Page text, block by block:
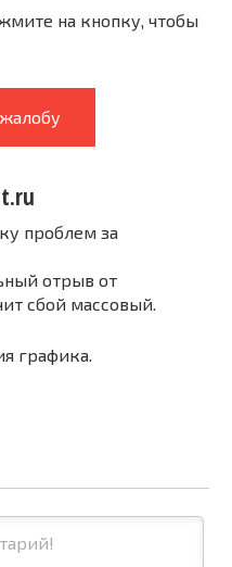
на кнопку, чтобы
проблем за
отрыв от
сбой массовый.
графика.